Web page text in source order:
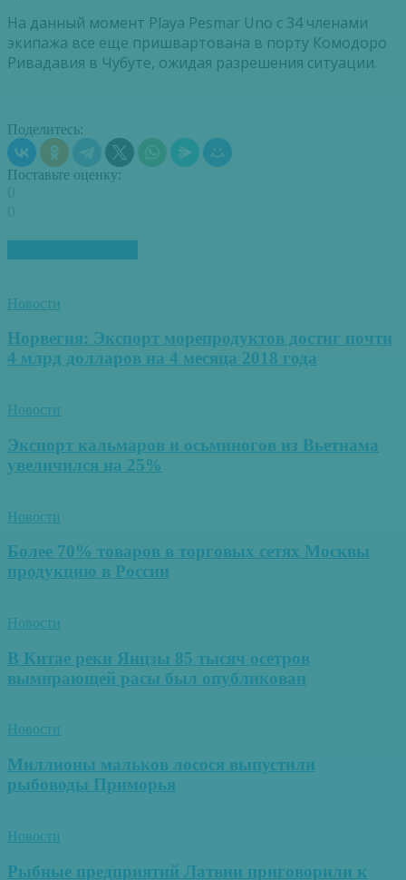
На данный момент Playa Pesmar Uno с 34 членами
экипажа все еще пришвартована в порту Комодоро
Ривадавия в Чубуте, ожидая разрешения ситуации.
Поделитесь:
Поставьте оценку:
Новости
Норвегия: Экспорт морепродуктов достиг почти
4 млрд долларов на 4 месяца 2018 года
Новости
Экспорт кальмаров и осьминогов из Вьетнама
увеличился на 25%
Новости
Более 70% товаров в торговых сетях Москвы
продукцию в России
Новости
В Китае реки Янцзы 85 тысяч осетров
вымирающей расы был опубликован
Новости
Миллионы мальков лосося выпустили
рыбоводы Приморья
Новости
Рыбные предприятий Латвии приговорили к